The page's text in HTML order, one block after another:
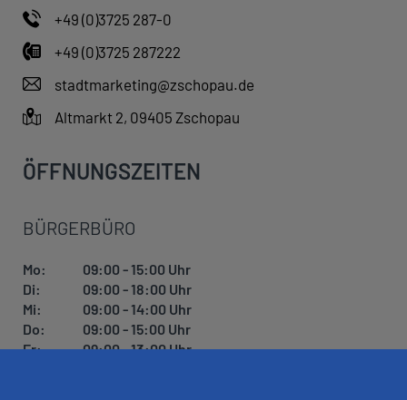
+49 (0)3725 287-0
+49 (0)3725 287222
stadtmarketing@zschopau.de
Altmarkt 2, 09405 Zschopau
ÖFFNUNGSZEITEN
BÜRGERBÜRO
Mo:
09:00 - 15:00 Uhr
Di:
09:00 - 18:00 Uhr
Mi:
09:00 - 14:00 Uhr
Do:
09:00 - 15:00 Uhr
Fr:
09:00 - 13:00 Uhr